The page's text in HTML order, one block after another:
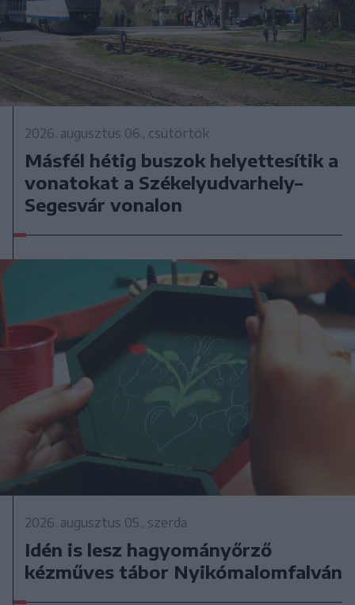
2026. augusztus 06., csütörtök
Másfél hétig buszok helyettesítik a
vonatokat a Székelyudvarhely–
Segesvár vonalon
2026. augusztus 05., szerda
Idén is lesz hagyományőrző
kézműves tábor Nyikómalomfalván